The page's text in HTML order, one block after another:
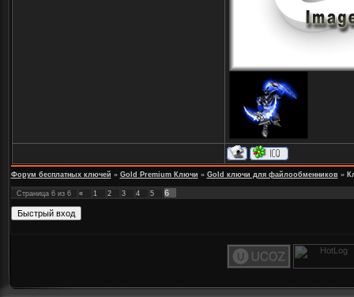
Форум бесплатных ключей » Gold Premium Ключи » Gold ключи для файлообменников »
Страница 6из 6 « 1 2 3 4 5 6